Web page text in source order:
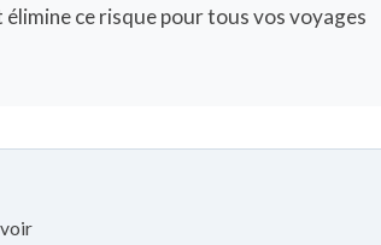
ce risque pour tous vos voyages